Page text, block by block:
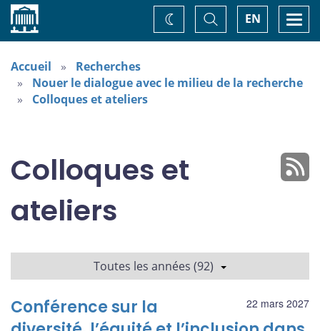
Accueil EN
Basculer
la
recherche
Changez
de
Accueil
Recherches
Nouer le dialogue avec le milieu de la recherche
Colloques et ateliers
Colloques et
ateliers
Toutes les années (92)
22 mars 2027
Conférence sur la